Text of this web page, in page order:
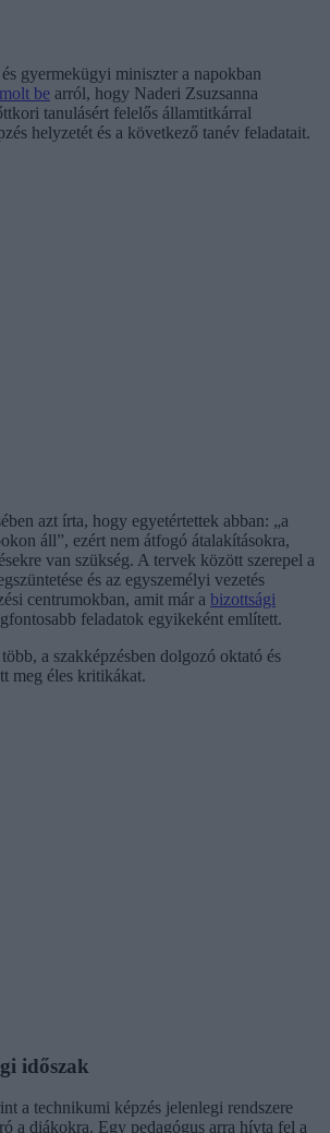
gyermekügyi miniszter a napokban
be arról, hogy Naderi Zsuzsanna
tanulásért felelős államtitkárral
helyzetét és a következő tanév feladatait.
azt írta, hogy egyetértettek abban: „a
áll”, ezért nem átfogó átalakításokra,
van szükség. A tervek között szerepel a
és az egyszemélyi vezetés
centrumokban, amit már a bizottsági
feladatok egyikeként említett.
a szakképzésben dolgozó oktató és
meg éles kritikákat.
időszak
a technikumi képzés jelenlegi rendszere
a diákokra. Egy pedagógus arra hívta fel a